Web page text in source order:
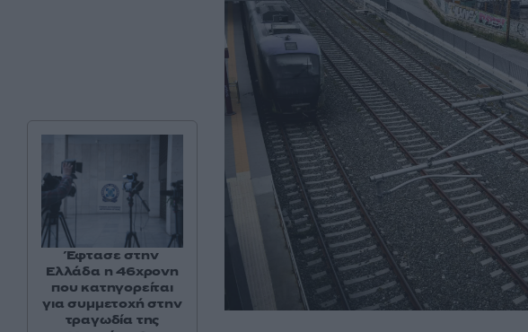
Έφτασε στην
Ελλάδα η 46χρονη
που κατηγορείται
για συμμετοχή στην
τραγωδία της